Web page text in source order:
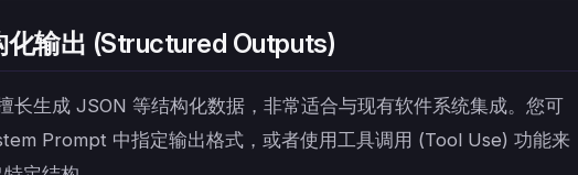
化输出 (Structured Outputs)
长生成 JSON 等结构化数据，非常适合与现有软件系统集成。您可
Prompt 中指定输出格式，或者使用工具调用 (Tool Use) 功能来